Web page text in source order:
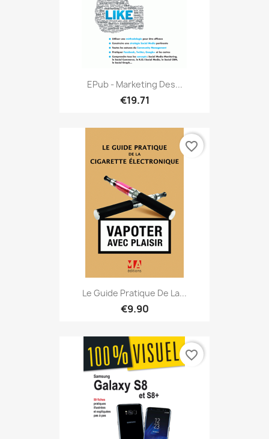
EPub - Marketing Des...
€19.71
Le Guide Pratique De La...
€9.90
favorite_border
favorite_border